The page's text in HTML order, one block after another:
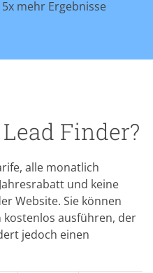
mehr Ergebnisse
Finder?
alle monatlich
und keine
Website. Sie können
kostenlos ausführen, der
jedoch einen